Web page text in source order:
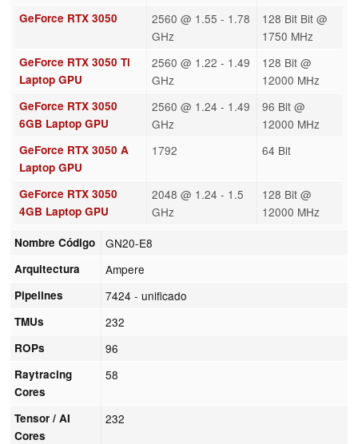
GeForce RTX 3050
2560 @ 1.55 - 1.78
GHz
128 Bit Bit @
1750 MHz
GeForce RTX 3050 Ti
Laptop GPU
2560 @ 1.22 - 1.49
GHz
128 Bit @
12000 MHz
GeForce RTX 3050
6GB Laptop GPU
2560 @ 1.24 - 1.49
GHz
96 Bit @
12000 MHz
GeForce RTX 3050 A
Laptop GPU
1792 64 Bit
GeForce RTX 3050
4GB Laptop GPU
2048 @ 1.24 - 1.5
GHz
128 Bit @
12000 MHz
Nombre Código GN20-E8
Arquitectura Ampere
Pipelines 7424 - unificado
TMUs 232
ROPs 96
Raytracing
Cores
58
Tensor / AI
Cores
232